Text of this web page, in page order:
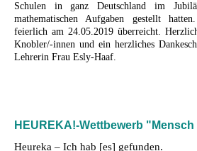
Schulen in ganz Deutschland im
mathematischen Aufgaben gestellt
feierlich am 24.05.2019 überreicht.
Knobler/-innen und ein herzliches
Lehrerin Frau Esly-Haaf.
HEUREKA!-Wettbewerb
Heureka – Ich hab [es] gefunden.